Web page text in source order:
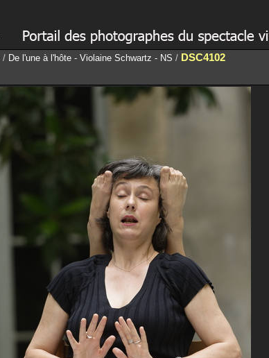
/ De l'une à l'hôte - Violaine Schwartz - NS / DSC4102